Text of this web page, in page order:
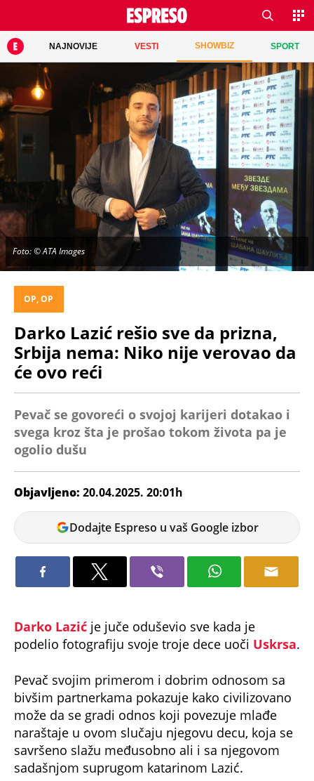
NAJNOVIJE VESTI SHOWBIZ SPORT
Foto: © ATA Images
OP, OP
Darko Lazić rešio sve da prizna,
Srbija nema: Niko nije verovao da
će ovo reći
Pevač se govoreći o svojoj karijeri dotakao i
svega kroz šta je prošao tokom života pa je
ogolio dušu
Objavljeno: 20.04.2025. 20:01h
Dunja
Čavić
Dodajte Espreso u vaš Google izbor
Darko Lazić je juče oduševio sve kada je
podelio fotografiju svoje troje dece uoči Uskrsa.
Pevač svojim primerom i dobrim odnosom sa
bivšim partnerkama pokazuje kako civilizovano
može da se gradi odnos koji povezuje mlađe
naraštaje u ovom slučaju njegovu decu, koja se
savršeno slažu međusobno ali i sa njegovom
sadašnjom suprugom katarinom Lazić.